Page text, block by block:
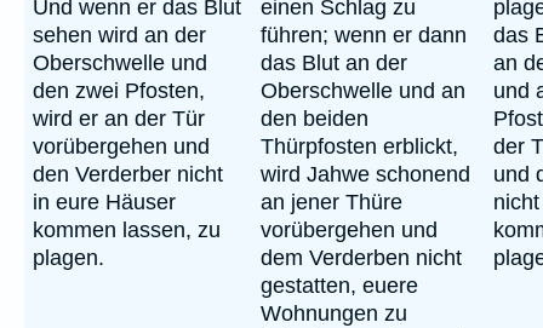
Und wenn er das Blut
sehen wird an der
Oberschwelle und
den zwei Pfosten,
wird er an der Tür
vorübergehen und
den Verderber nicht
in eure Häuser
kommen lassen, zu
plagen.
einen Schlag zu
führen; wenn er dann
das Blut an der
Oberschwelle und an
den beiden
Thürpfosten erblickt,
wird Jahwe schonend
an jener Thüre
vorübergehen und
dem Verderben nicht
gestatten, euere
Wohnungen zu
das
an
und
der
und